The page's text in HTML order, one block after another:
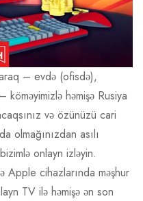
– evdə (ofisdə),
köməyimizlə həmişə Rusiya
və özünüzü cari
olmağınızdan asılı
onlayn izləyin.
Apple cihazlarında məşhur
TV ilə həmişə ən son